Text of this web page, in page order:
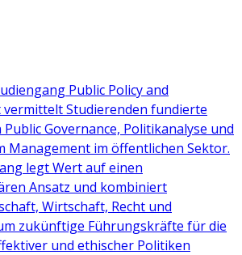
Public Policy and
vermittelt Studierenden fundierte
Governance, Politikanalyse und
Management im öffentlichen Sektor.
legt Wert auf einen
Ansatz und kombiniert
Wirtschaft, Recht und
zukünftige Führungskräfte für die
und ethischer Politiken